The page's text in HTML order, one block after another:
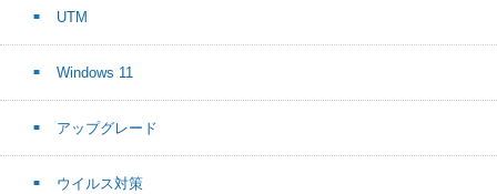
UTM
Windows 11
アップグレード
ウイルス対策